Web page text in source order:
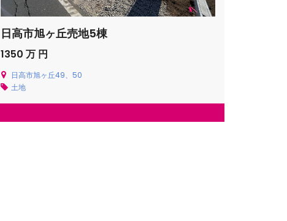
日高市旭ヶ丘売地5棟
1350 万 円
日高市旭ヶ丘49、50
土地